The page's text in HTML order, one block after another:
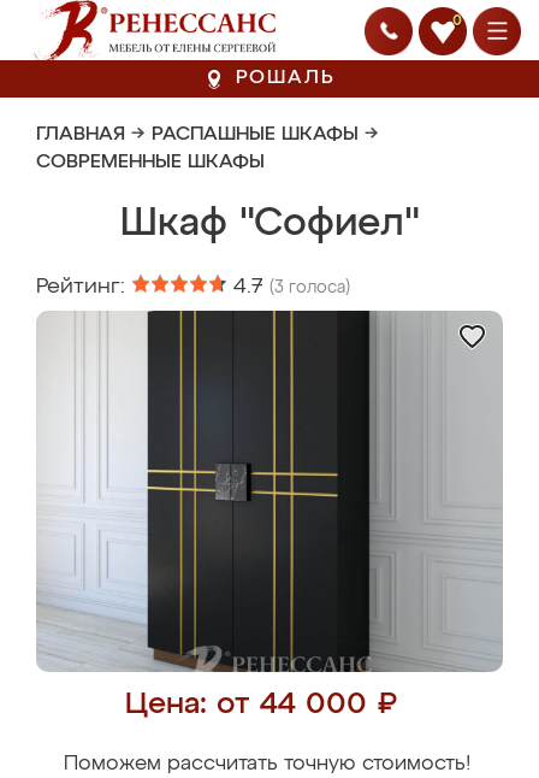
0
РОШАЛЬ
ГЛАВНАЯ → РАСПАШНЫЕ ШКАФЫ →
СОВРЕМЕННЫЕ ШКАФЫ
Шкаф "Софиел"
Рейтинг: 4.7 (3 голоса)
Цена: от 44 000 ₽
Поможем рассчитать точную стоимость!